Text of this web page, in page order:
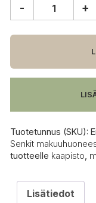
senkki
- +
Tuotetunnus (SKU):
Senkit
tuotteelle kaapisto
Lisätiedot